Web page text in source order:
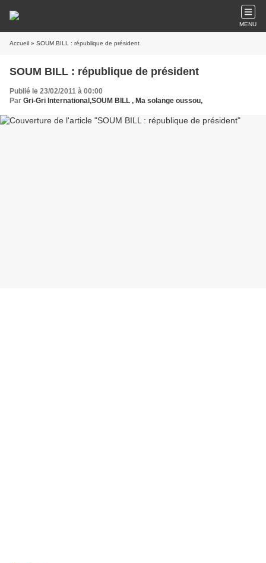
MENU
Accueil » SOUM BILL : république de président
SOUM BILL : république de président
Publié le 23/02/2011 à 00:00
Par Gri-Gri International,SOUM BILL , Ma solange oussou,